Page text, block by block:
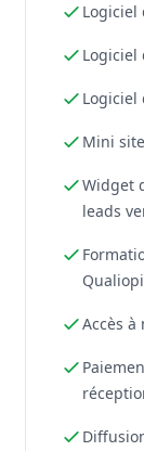
Mini site
Widget
leads
Accès